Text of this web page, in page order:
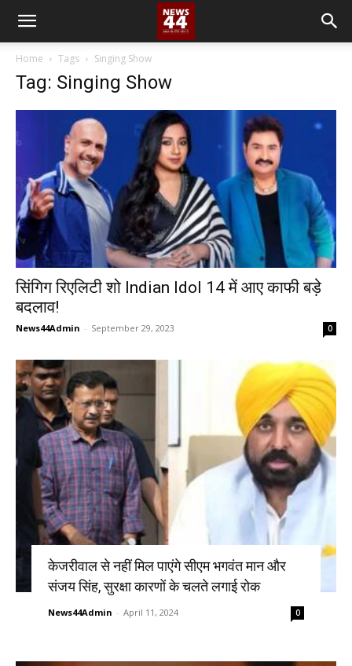
Home Tags Singing Show
Tag: Singing Show
सिंगिग रिएलिटी शो Indian Idol 14 में आए काफी बड़े
बदलाव!
News44Admin - September 29, 2023 0
केजरीवाल से नहीं मिल पाएंगे सीएम भगवंत मान और
संजय सिंह, सुरक्षा कारणों के चलते लगाई रोक
News44Admin - April 11, 2024 0